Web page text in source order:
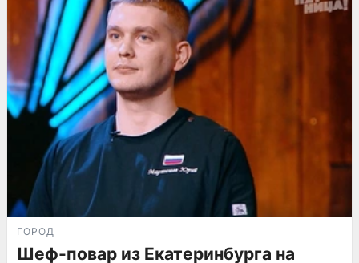
ГОРОД
Шеф-повар из Екатеринбурга на